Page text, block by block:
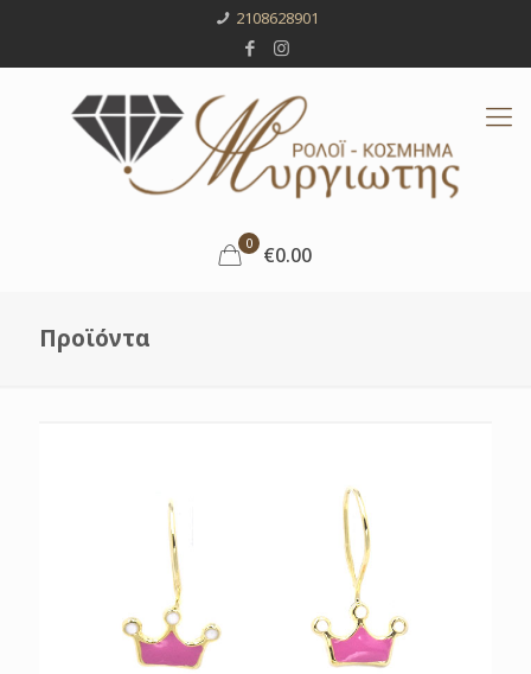
2108628901
0 €0.00
Προϊόντα